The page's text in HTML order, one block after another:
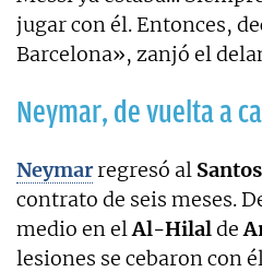
jugar con él. Entonces,
Barcelona», zanjó el
Neymar, de vuelta a
Neymarregresó al Santos
contrato de seis meses.
medio en elAl-Hilalde
lesiones se cebaron con